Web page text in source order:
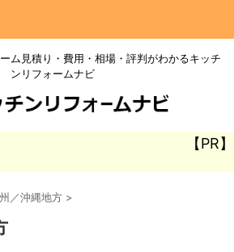
ム見積り・費用・相場・評判がわかるキッチ
ンリフォームナビ
【PR】
／沖縄地方 >